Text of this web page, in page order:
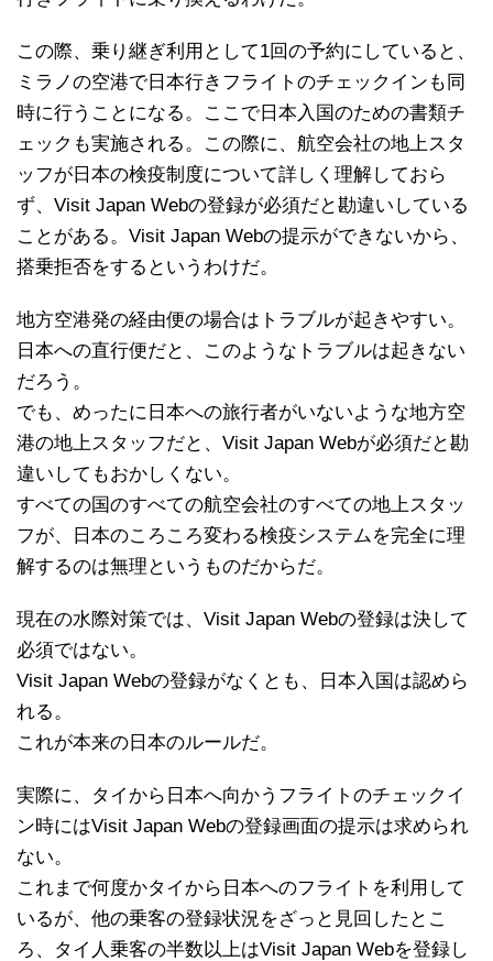
この際、乗り継ぎ利用として1回の予約にしていると、
ミラノの空港で日本行きフライトのチェックインも同
時に行うことになる。ここで日本入国のための書類チ
ェックも実施される。この際に、航空会社の地上スタ
ッフが日本の検疫制度について詳しく理解しておら
ず、Visit Japan Webの登録が必須だと勘違いしている
ことがある。Visit Japan Webの提示ができないから、
搭乗拒否をするというわけだ。
地方空港発の経由便の場合はトラブルが起きやすい。
日本への直行便だと、このようなトラブルは起きない
だろう。
でも、めったに日本への旅行者がいないような地方空
港の地上スタッフだと、Visit Japan Webが必須だと勘
違いしてもおかしくない。
すべての国のすべての航空会社のすべての地上スタッ
フが、日本のころころ変わる検疫システムを完全に理
解するのは無理というものだからだ。
現在の水際対策では、Visit Japan Webの登録は決して
必須ではない。
Visit Japan Webの登録がなくとも、日本入国は認めら
れる。
これが本来の日本のルールだ。
実際に、タイから日本へ向かうフライトのチェックイ
ン時にはVisit Japan Webの登録画面の提示は求められ
ない。
これまで何度かタイから日本へのフライトを利用して
いるが、他の乗客の登録状況をざっと見回したとこ
ろ、タイ人乗客の半数以上はVisit Japan Webを登録し